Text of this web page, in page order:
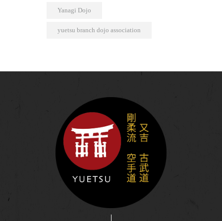
Yanagi Dojo
yuetsu branch dojo association